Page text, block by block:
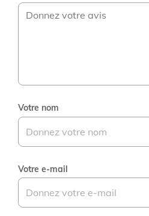
Votre nom
Votre e-mail